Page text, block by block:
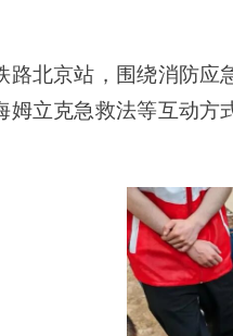
京站，围绕消防应
姆立克急救法等互动